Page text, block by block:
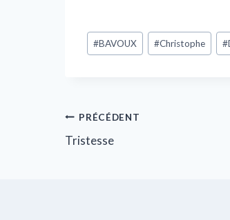
#BAVOUX #Christophe #
PRÉCÉDENT
Tristesse